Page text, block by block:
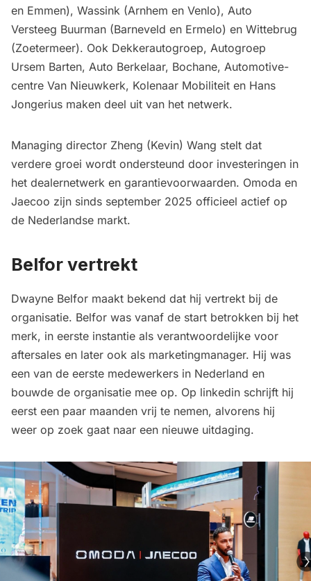
en Emmen), Wassink (Arnhem en Venlo), Auto
Versteeg Buurman (Barneveld en Ermelo) en Wittebrug
(Zoetermeer). Ook Dekkerautogroep, Autogroep
Ursem Barten, Auto Berkelaar, Bochane, Automotive-
centre Van Nieuwkerk, Kolenaar Mobiliteit en Hans
Jongerius maken deel uit van het netwerk.
Managing director Zheng (Kevin) Wang stelt dat
verdere groei wordt ondersteund door investeringen in
het dealernetwerk en garantievoorwaarden. Omoda en
Jaecoo zijn sinds september 2025 officieel actief op
de Nederlandse markt.
Belfor vertrekt
Dwayne Belfor maakt bekend dat hij vertrekt bij de
organisatie. Belfor was vanaf de start betrokken bij het
merk, in eerste instantie als verantwoordelijke voor
aftersales en later ook als marketingmanager. Hij was
een van de eerste medewerkers in Nederland en
bouwde de organisatie mee op. Op linkedin schrijft hij
eerst een paar maanden vrij te nemen, alvorens hij
weer op zoek gaat naar een nieuwe uitdaging.